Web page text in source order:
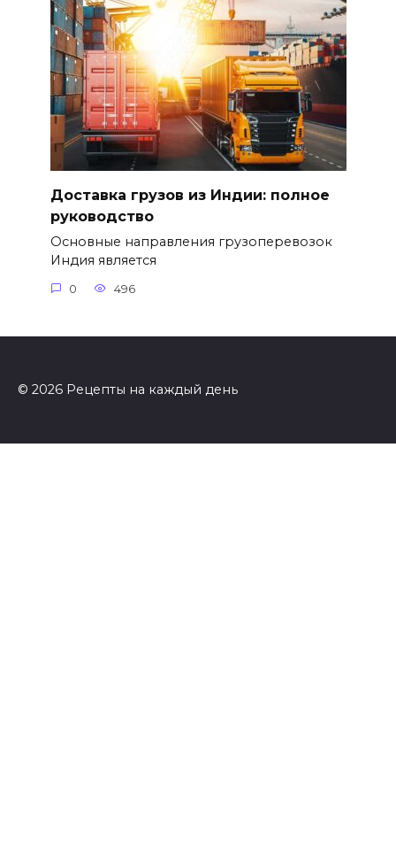
Доставка грузов из Индии: полное
руководство
Основные направления грузоперевозок
Индия является
0 496
© 2026 Рецепты на каждый день